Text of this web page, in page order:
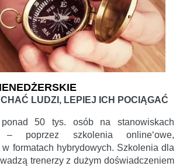
LUDZI, LEPIEJ ICH POCIĄGAĆ
ponad 50 tys. osób na stanowiskach
– poprzez szkolenia online‘owe,
formatach hybrydowych. Szkolenia dla
trenerzy z dużym doświadczeniem